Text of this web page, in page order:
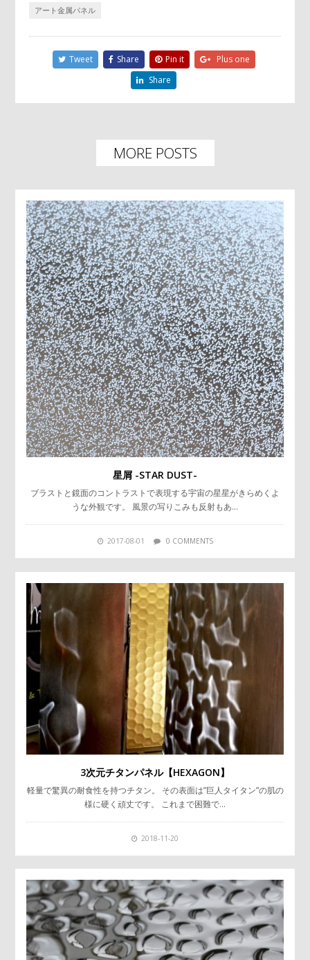
アート金属パネル
Tweet Share Pin it
Plus one
Share
MORE POSTS
星屑 -STAR DUST-
ブラストと鏡面のコントラストで表現する宇宙の星星がきらめくよ
うな外観です。 風景の写りこみも反射もあ…
2017-08-01 0 COMMENTS
3次元チタンパネル【HEXAGON】
軽量で驚異の耐食性を持つチタン。 その表面は”巨人タイタン”の肌の
様に硬く頑丈です。 これまで困難で…
2018-11-20